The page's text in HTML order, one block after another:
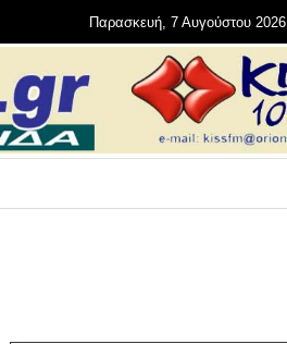
Παρασκευή, 7 Αυγούστου 2026